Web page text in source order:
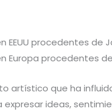
procedentes de
Europa procedentes
artístico que ha
ideas,